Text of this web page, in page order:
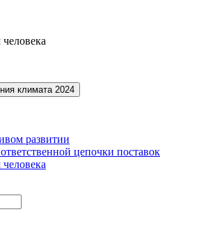
климата 2024
развитии
цепочки поставок